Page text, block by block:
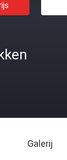
Galerij